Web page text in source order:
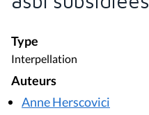
Type
Interpellation
Auteurs
Anne Herscovici